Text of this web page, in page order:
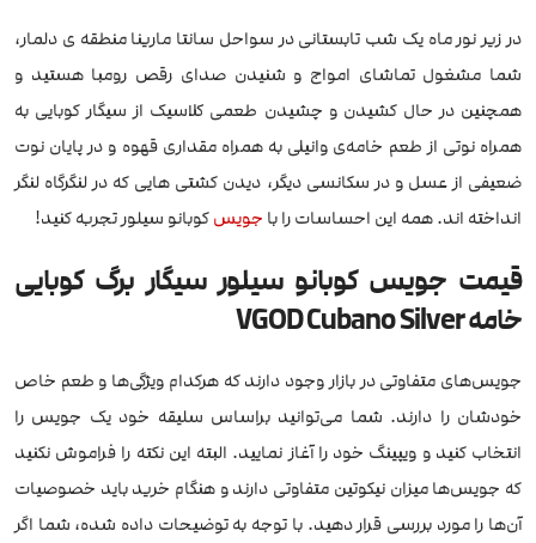
در زیر نور ماه یک شب تابستانی در سواحل سانتا مارینا منطقه ی دلمار،
شما مشغول تماشای امواج و شنیدن صدای رقص رومبا هستید و
همچنین در حال کشیدن و چشیدن طعمی کلاسیک از سیگار کوبایی به
همراه نوتی از طعم خامه‌ی وانیلی به همراه مقداری قهوه و در پایان نوت
ضعیفی از عسل و در سکانسی دیگر، دیدن کشتی هایی که در لنگرگاه لنگر
انداخته اند. همه این احساسات را با جویسکوبانو سیلور تجربه کنید!
قیمت جویس کوبانو سیلور سیگار برگ کوبایی
خامه VGOD Cubano Silver
جویس‌های متفاوتی در بازار وجود دارند که هرکدام ویژگی‌ها و طعم خاص
خودشان را دارند. شما می‌توانید براساس سلیقه خود یک جویس را
انتخاب کنید و ویپینگ خود را آغاز نمایید. البته این نکته را فراموش نکنید
که جویس‌ها میزان نیکوتین متفاوتی دارند و هنگام خرید باید خصوصیات
آن‌ها را مورد بررسی قرار دهید. با توجه به توضیحات داده شده، شما اگر